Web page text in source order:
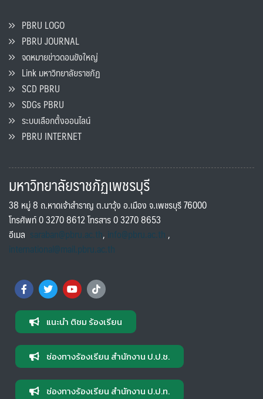
PBRU LOGO
PBRU JOURNAL
จดหมายข่าวดอนขังใหญ่
Link มหาวิทยาลัยราชภัฏ
SCD PBRU
SDGs PBRU
ระบบเลือกตั้งออนไลน์
PBRU INTERNET
มหาวิทยาลัยราชภัฏเพชรบุรี
38 หมู่ 8 ถ.หาดเจ้าสำราญ ต.นาวุ้ง อ.เมือง จ.เพชรบุรี 76000
โทรศัพท์ 0 3270 8612 โทรสาร 0 3270 8653
อีเมล saraban@pbru.ac.th, info@pbru.ac.th,
international@mail.pbru.ac.th
แนะนำ ติชม ร้องเรียน
ช่องทางร้องเรียน สำนักงาน ป.ป.ช.
ช่องทางร้องเรียน สำนักงาน ป.ป.ท.